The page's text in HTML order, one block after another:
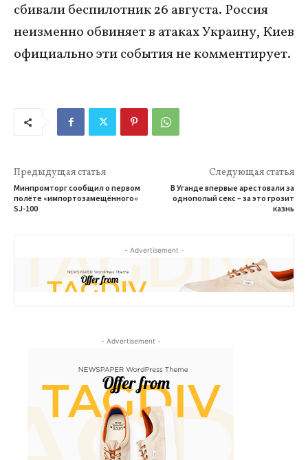
сбивали беспилотник 26 августа. Россия
неизменно обвиняет в атаках Украину, Киев
официально эти события не комментирует.
Предыдущая статья
Минпромторг сообщил о первом
полёте «импортозамещённого»
SJ-100
Следующая статья
В Уганде впервые арестовали за
однополый секс – за это грозит
казнь
- Advertisement -
- Advertisement -